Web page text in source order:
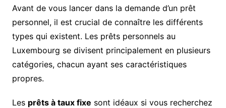
Avant de vous lancer dans la demande d’un prêt
personnel, il est crucial de connaître les différents
types qui existent. Les prêts personnels au
Luxembourg se divisent principalement en plusieurs
catégories, chacun ayant ses caractéristiques
propres.
Les prêts à taux fixe sont idéaux si vous recherchez